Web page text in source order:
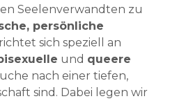
Seelenverwandten zu
persönliche
richtet sich speziell an
und queere
nach einer tiefen,
sind. Dabei legen wir